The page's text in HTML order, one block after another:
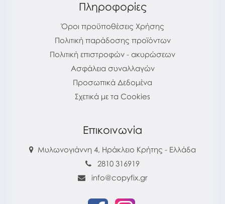
Πληροφορίες
Όροι προϋποθέσεις Χρήσης
Πολιτική παράδοσης προϊόντων
Πολιτική επιστροφών - ακυρώσεων
Ασφάλεια συναλλαγών
Προσωπικά Δεδομένα
Σχετικά με τα Cookies
Επικοινωνία
Μυλωνογιάννη 4, Ηράκλειο Κρήτης - Ελλάδα
2810 316919
info@copyfix.gr